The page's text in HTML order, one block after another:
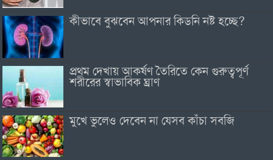
কীভাবে বুঝবেন আপনার কিডনি নষ্ট হচ্ছে?
প্রথম দেখায় আকর্ষণ তৈরিতে কেন গুরুত্বপূর্ণ
শরীরের স্বাভাবিক ঘ্রাণ
মুখে ভুলেও দেবেন না যেসব কাঁচা সবজি